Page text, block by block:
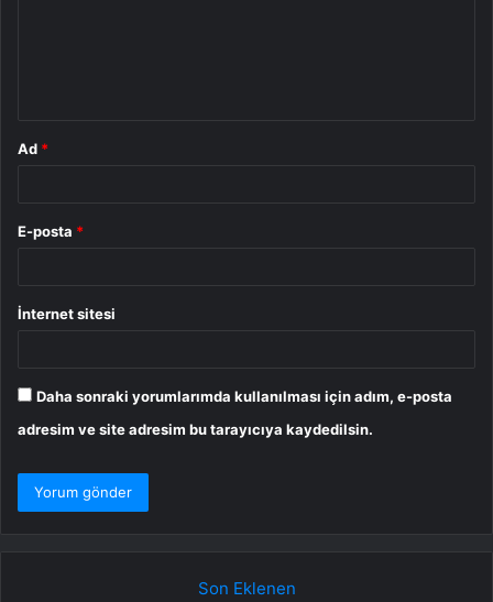
Ad *
E-posta *
İnternet sitesi
Daha sonraki yorumlarımda kullanılması için adım, e-posta
adresim ve site adresim bu tarayıcıya kaydedilsin.
Son Eklenen